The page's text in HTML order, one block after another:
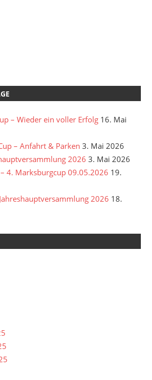
– Wieder ein voller Erfolg 16. Mai
– Anfahrt & Parken 3. Mai 2026
2026 3. Mai 2026
– 4. Marksburgcup 09.05.2026 19.
2026 18.